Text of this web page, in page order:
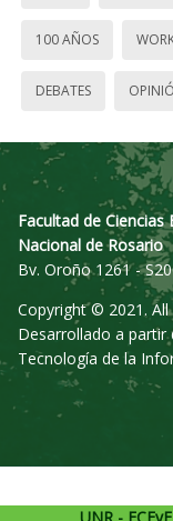
100 AÑOS
DEBATES
Facultad de
Nacional de Rosario
Bv. Oroño 1261 -
Copyright © 2021. All
Desarrollado a partir
Tecnología de la